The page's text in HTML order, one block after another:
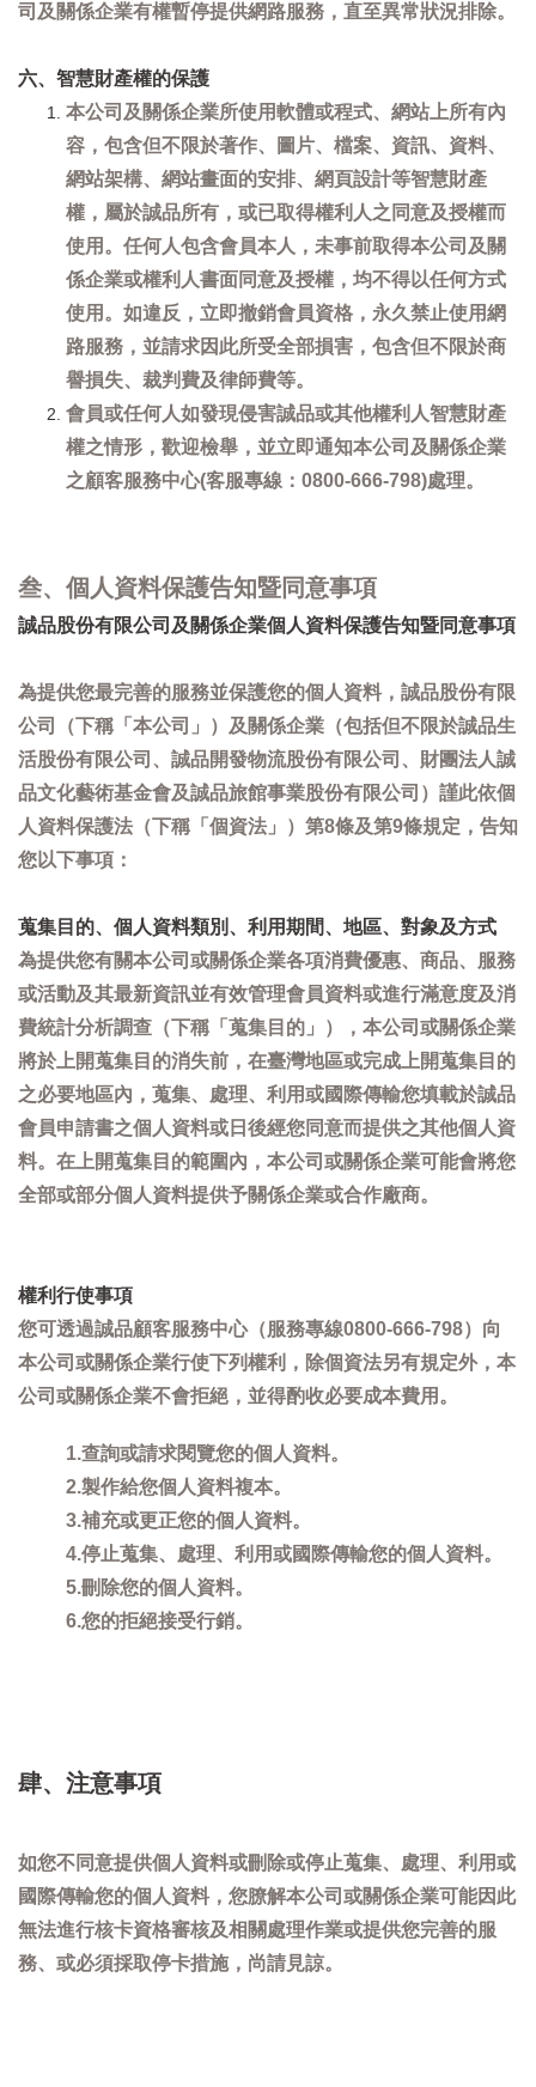
司及關係企業有權暫停提供網路服務，直至異常狀況排除。
六、智慧財產權的保護
本公司及關係企業所使用軟體或程式、網站上所有內
容，包含但不限於著作、圖片、檔案、資訊、資料、
網站架構、網站畫面的安排、網頁設計等智慧財產
權，屬於誠品所有，或已取得權利人之同意及授權而
使用。任何人包含會員本人，未事前取得本公司及關
係企業或權利人書面同意及授權，均不得以任何方式
使用。如違反，立即撤銷會員資格，永久禁止使用網
路服務，並請求因此所受全部損害，包含但不限於商
譽損失、裁判費及律師費等。
會員或任何人如發現侵害誠品或其他權利人智慧財產
權之情形，歡迎檢舉，並立即通知本公司及關係企業
之顧客服務中心(客服專線：0800-666-798)處理。
叁、個人資料保護告知暨同意事項
誠品股份有限公司及關係企業個人資料保護告知暨同意事項
為提供您最完善的服務並保護您的個人資料，誠品股份有限
公司（下稱「本公司」）及關係企業（包括但不限於誠品生
活股份有限公司、誠品開發物流股份有限公司、財團法人誠
品文化藝術基金會及誠品旅館事業股份有限公司）謹此依個
人資料保護法（下稱「個資法」）第8條及第9條規定，告知
您以下事項：
蒐集目的、個人資料類別、利用期間、地區、對象及方式
為提供您有關本公司或關係企業各項消費優惠、商品、服務
或活動及其最新資訊並有效管理會員資料或進行滿意度及消
費統計分析調查（下稱「蒐集目的」），本公司或關係企業
將於上開蒐集目的消失前，在臺灣地區或完成上開蒐集目的
之必要地區內，蒐集、處理、利用或國際傳輸您填載於誠品
會員申請書之個人資料或日後經您同意而提供之其他個人資
料。在上開蒐集目的範圍內，本公司或關係企業可能會將您
全部或部分個人資料提供予關係企業或合作廠商。
權利行使事項
您可透過誠品顧客服務中心（服務專線0800-666-798）向
本公司或關係企業行使下列權利，除個資法另有規定外，本
公司或關係企業不會拒絕，並得酌收必要成本費用。
1.查詢或請求閱覽您的個人資料。
2.製作給您個人資料複本。
3.補充或更正您的個人資料。
4.停止蒐集、處理、利用或國際傳輸您的個人資料。
5.刪除您的個人資料。
6.您的拒絕接受行銷。
肆、注意事項
如您不同意提供個人資料或刪除或停止蒐集、處理、利用或
國際傳輸您的個人資料，您膫解本公司或關係企業可能因此
無法進行核卡資格審核及相關處理作業或提供您完善的服
務、或必須採取停卡措施，尚請見諒。